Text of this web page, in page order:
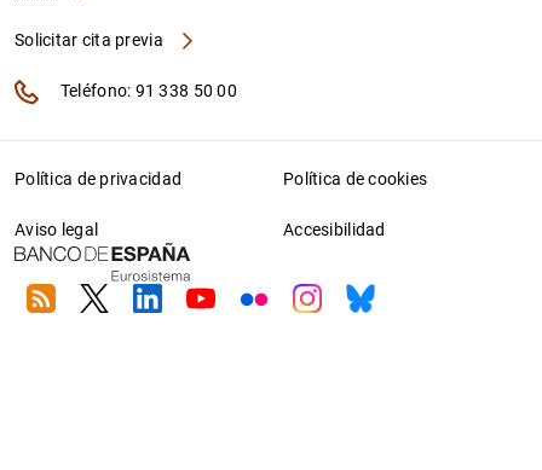
Solicitar cita previa
Teléfono: 91 338 50 00
Política de privacidad Política de cookies
Aviso legal Accesibilidad
RSS TwitterLinkedin
YoutubeFlickrInstagram
Bluesky